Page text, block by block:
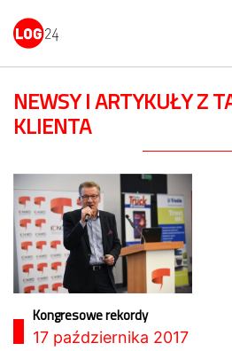
NEWSY I ARTYKUŁY Z
KLIENTA
Kongresowe rekordy
17 października 2017